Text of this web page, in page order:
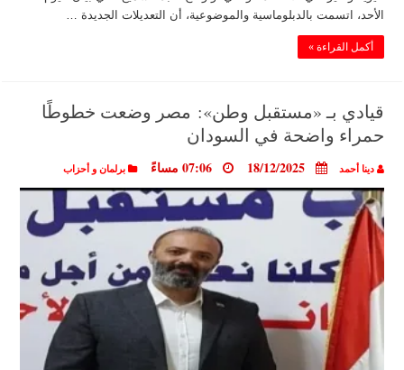
الأحد، اتسمت بالدبلوماسية والموضوعية، أن التعديلات الجديدة …
أكمل القراءة »
قيادي بـ «مستقبل وطن»: مصر وضعت خطوطًا
حمراء واضحة في السودان
دينا أحمد 18/12/2025 07:06 مساءً برلمان و أحزاب